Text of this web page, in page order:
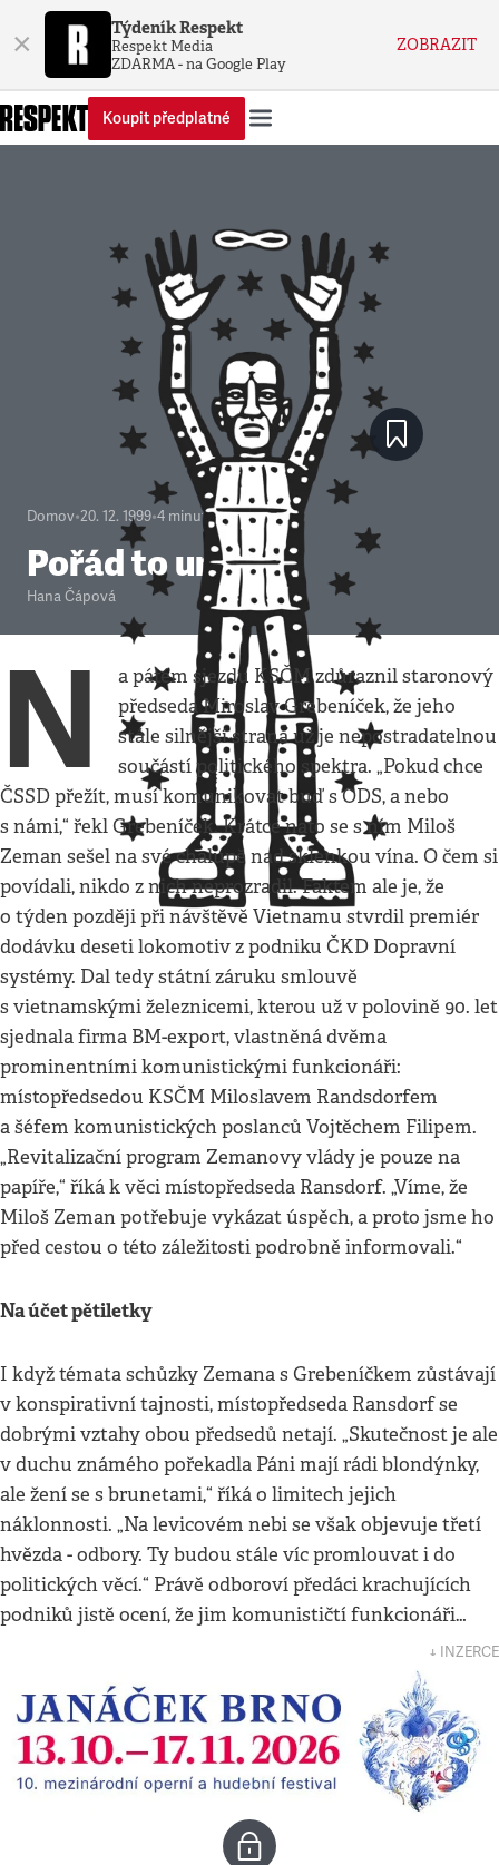
× Týdeník Respekt
Respekt Media
ZDARMA - na Google Play
ZOBRAZIT
Koupit předplatné
Domov•20. 12. 1999•4 minuty
Pořád to umíme
Hana Čápová
N
a pátém sjezdu KSČM zdůraznil staronový
předseda Miroslav Grebeníček, že jeho
stále silnější strana už je nepostradatelnou
součástí politického spektra. „Pokud chce
ČSSD přežít, musí komunikovat buď s ODS, a nebo
s námi,“ řekl Grebeníček. Krátce nato se s ním Miloš
Zeman sešel na své chalupě nad sklenkou vína. O čem si
povídali, nikdo z nich neprozradil. Faktem ale je, že
o týden později při návštěvě Vietnamu stvrdil premiér
dodávku deseti lokomotiv z podniku ČKD Dopravní
systémy. Dal tedy státní záruku smlouvě
s vietnamskými železnicemi, kterou už v polovině 90. let
sjednala firma BM-export, vlastněná dvěma
prominentními komunistickými funkcionáři:
místopředsedou KSČM Miloslavem Randsdorfem
a šéfem komunistických poslanců Vojtěchem Filipem.
„Revitalizační program Zemanovy vlády je pouze na
papíře,“ říká k věci místopředseda Ransdorf. „Víme, že
Miloš Zeman potřebuje vykázat úspěch, a proto jsme ho
před cestou o této záležitosti podrobně informovali.“
Na účet pětiletky
I když témata schůzky Zemana s Grebeníčkem zůstávají
v konspirativní tajnosti, místopředseda Ransdorf se
dobrými vztahy obou předsedů netají. „Skutečnost je ale
v duchu známého pořekadla Páni mají rádi blondýnky,
ale žení se s brunetami,“ říká o limitech jejich
náklonnosti. „Na levicovém nebi se však objevuje třetí
hvězda - odbory. Ty budou stále víc promlouvat i do
politických věcí.“ Právě odboroví předáci krachujících
podniků jistě ocení, že jim komunističtí funkcionáři…
↓ INZERCE